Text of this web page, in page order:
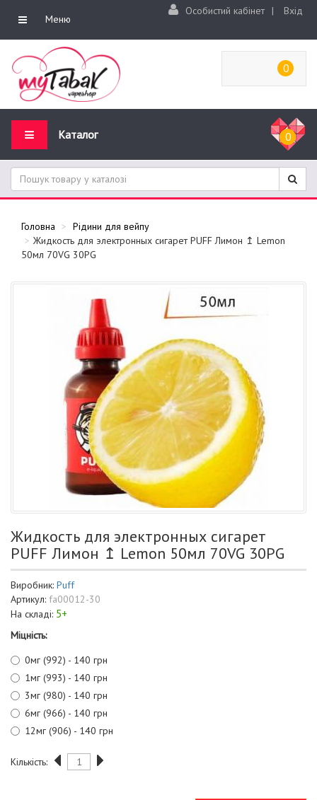
Меню
Особистий кабінет | Вхід
0
Каталог 0
Головна
Рідини для вейпу
Жидкость для электронных сигарет PUFF Лимон ↥ Lemon
50мл 70VG 30PG
Жидкость для электронных сигарет
PUFF Лимон ↥ Lemon 50мл 70VG 30PG
Виробник: Puff
Артикул: fa00012-30
На складі: 5+
Міцність:
0мг (992) - 140 грн
1мг (993) - 140 грн
3мг (980) - 140 грн
6мг (966) - 140 грн
12мг (906) - 140 грн
Кількість: